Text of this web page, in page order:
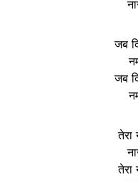
जब
जब
तेरा
तेरा